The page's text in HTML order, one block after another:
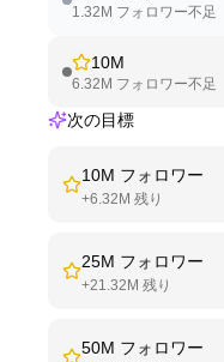
1.32M フォロワー不足
10M
6.32M フォロワー不足
次の目標
10M フォロワー
+6.32M 残り
25M フォロワー
+21.32M 残り
50M フォロワー